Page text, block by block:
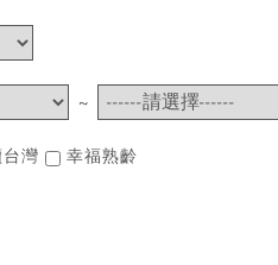
~
台灣 幸福熟齡